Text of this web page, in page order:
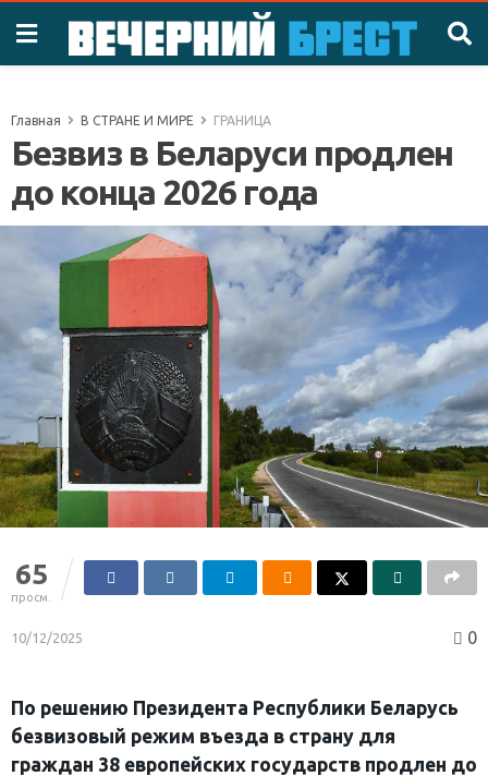
Главная В СТРАНЕ И МИРЕ ГРАНИЦА
Безвиз в Беларуси продлен
до конца 2026 года
65
просм.
10/12/2025 0
По решению Президента Республики Беларусь
безвизовый режим въезда в страну для
граждан 38 европейских государств продлен до